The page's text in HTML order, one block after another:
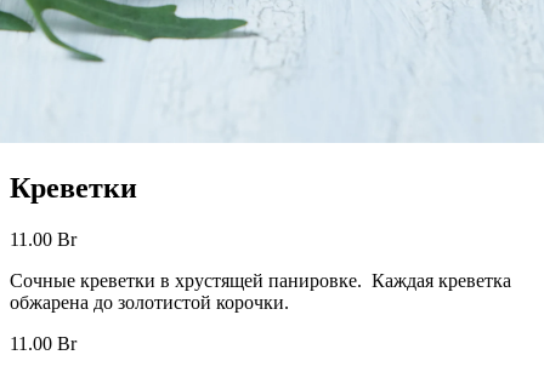
Креветки
11.00 Br
Сочные креветки в хрустящей панировке. Каждая креветка
обжарена до золотистой корочки.
11.00 Br